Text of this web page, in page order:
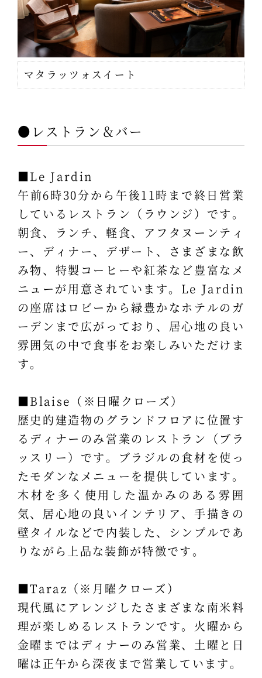
マタラッツォスイート
●レストラン＆バー
■Le Jardin
午前6時30分から午後11時まで終日営業
しているレストラン（ラウンジ）です。
朝食、ランチ、軽食、アフタヌーンティ
ー、ディナー、デザート、さまざまな飲
み物、特製コーヒーや紅茶など豊富なメ
ニューが用意されています。Le Jardin
の座席はロビーから緑豊かなホテルのガ
ーデンまで広がっており、居心地の良い
雰囲気の中で食事をお楽しみいただけま
す。
■Blaise（※日曜クローズ）
歴史的建造物のグランドフロアに位置す
るディナーのみ営業のレストラン（ブラ
ッスリー）です。ブラジルの食材を使っ
たモダンなメニューを提供しています。
木材を多く使用した温かみのある雰囲
気、居心地の良いインテリア、手描きの
壁タイルなどで内装した、シンプルであ
りながら上品な装飾が特徴です。
■Taraz（※月曜クローズ）
現代風にアレンジしたさまざまな南米料
理が楽しめるレストランです。火曜から
金曜まではディナーのみ営業、土曜と日
曜は正午から深夜まで営業しています。